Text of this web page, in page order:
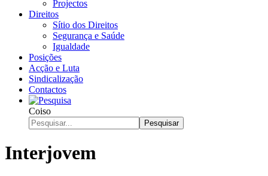
Projectos
Direitos
Sítio dos Direitos
Segurança e Saúde
Igualdade
Posições
Acção e Luta
Sindicalização
Contactos
Coiso
Pesquisar
Interjovem